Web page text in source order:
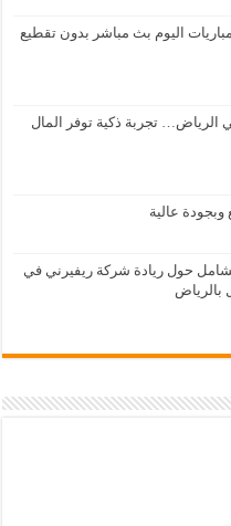
اليوم بث مباشر بدون تقطيع
تجربة ذكية توفر المال
عالية
الشامل حول ريادة شركة ريفيرني في
بالرياض